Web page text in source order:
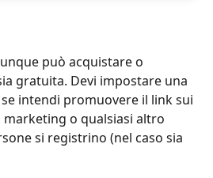
può acquistare o
gratuita. Devi impostare una
intendi promuovere il link sui
o qualsiasi altro
si registrino (nel caso sia